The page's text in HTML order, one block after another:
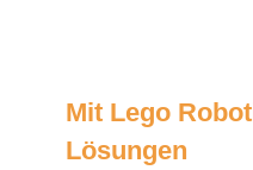
Mit Lego
Lösungen